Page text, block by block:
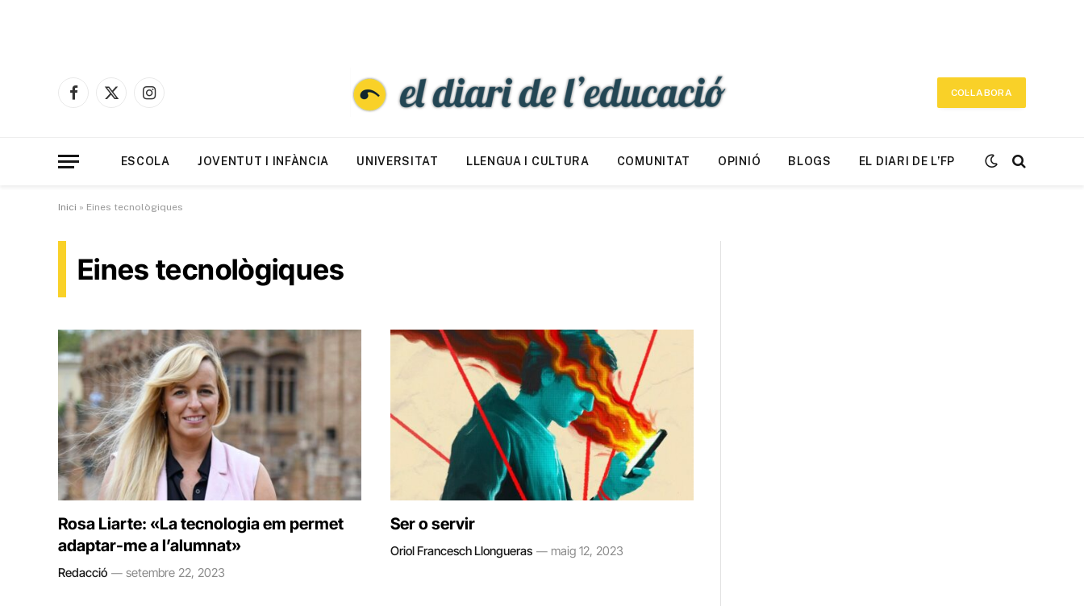
Facebook
X
Instagram
COL·LABORA
ESCOLA JOVENTUT I INFÀNCIA UNIVERSITAT LLENGUA I CULTURA COMUNITAT OPINIÓ BLOGS EL DIARI DE L’FP
Inici » Eines tecnològiques
Eines tecnològiques
Rosa Liarte: «La tecnologia em permet
adaptar-me a l’alumnat»
Redacció setembre 22, 2023
Ser o servir
Oriol Francesch Llongueras maig 12, 2023